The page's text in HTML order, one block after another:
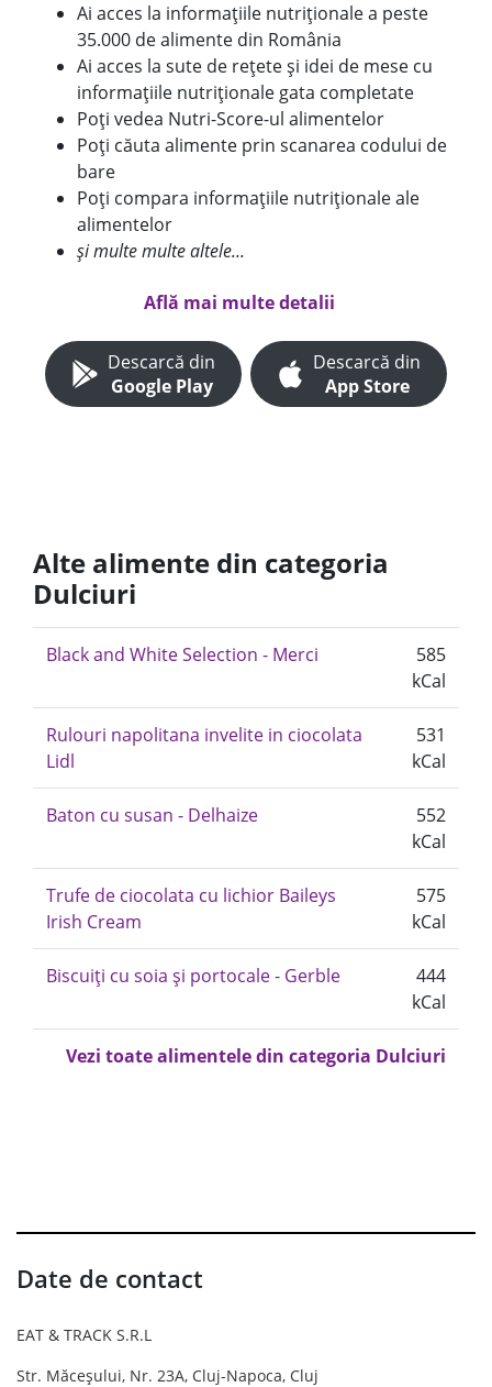
Ai acces la informațiile nutriționale a peste
35.000 de alimente din România
Ai acces la sute de rețete și idei de mese cu
informațiile nutriționale gata completate
Poți vedea Nutri-Score-ul alimentelor
Poți căuta alimente prin scanarea codului de
bare
Poți compara informațiile nutriționale ale
alimentelor
și multe multe altele...
Află mai multe detalii
Descarcă din
Google Play
Descarcă din
App Store
Alte alimente din categoria
Dulciuri
Black and White Selection - Merci
585
kCal
Rulouri napolitana invelite in ciocolata
Lidl
531
kCal
Baton cu susan - Delhaize
552
kCal
Trufe de ciocolata cu lichior Baileys
Irish Cream
575
kCal
Biscuiți cu soia și portocale - Gerble
444
kCal
Vezi toate alimentele din categoria Dulciuri
Date de contact
EAT & TRACK S.R.L
Str. Măceșului, Nr. 23A, Cluj-Napoca, Cluj